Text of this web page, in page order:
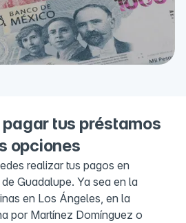
tus préstamos
opciones
realizar tus pagos en
Guadalupe. Ya sea en la
en Los Ángeles, en la
por Martínez Domínguez o